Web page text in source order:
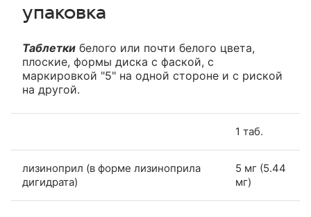
упаковка
Таблетки белого или почти белого цвета,
плоские, формы диска с фаской, с
маркировкой "5" на одной стороне и с риской
на другой.
1 таб.
лизиноприл (в форме лизиноприла
дигидрата)
5 мг (5.44
мг)